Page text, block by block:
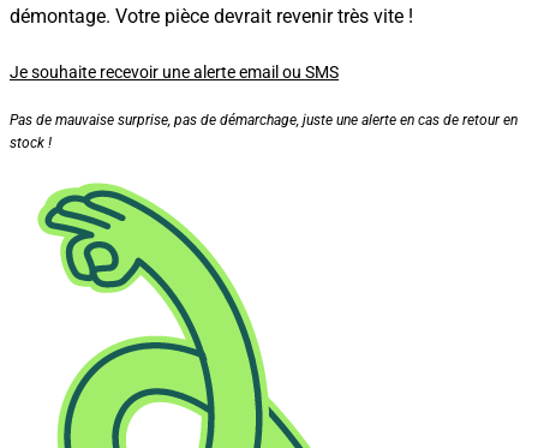
démontage. Votre pièce devrait revenir très vite !
Je souhaite recevoir une alerte email ou SMS
Pas de mauvaise surprise, pas de démarchage, juste une alerte en cas de retour en
stock !